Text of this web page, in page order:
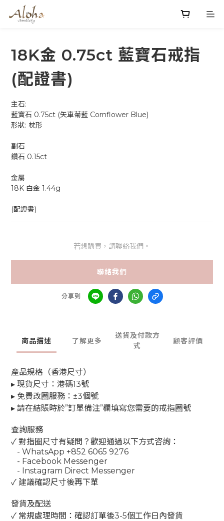
18K金 0.75ct 藍寶石戒指
(配證書)
主石:
藍寶石 0.75ct (矢車菊藍 Cornflower Blue)
形狀: 枕形
副石
鑽石 0.15ct
金屬
18K 白金 1.44g
(配證書)
若想購買，請聯絡我們。
聯絡我們
分享到
商品描述 了解更多
送貨及付款方
式
顧客評價
產品規格（香港尺寸）
▸ 現貨尺寸：港碼13號
▸ 免費改圈服務：±3個號
▸ 請在結賬時於”訂單備注”欄填寫您需要的戒指圈號
查詢服務
✓ 對指圈尺寸有疑問？歡迎通過以下方式咨詢：
- WhatsApp +852 6065 9276
- Facebook Messenger
- Instagram Direct Messenger
✓ 建議確認尺寸後再下單
發貨及配送
✓ 常規處理時間：確認訂單後3-5個工作日內發貨